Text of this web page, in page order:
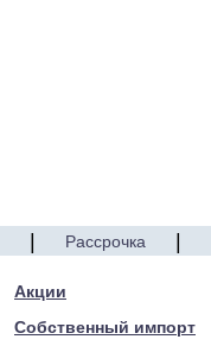
Рассрочка
Акции
Собственный импорт